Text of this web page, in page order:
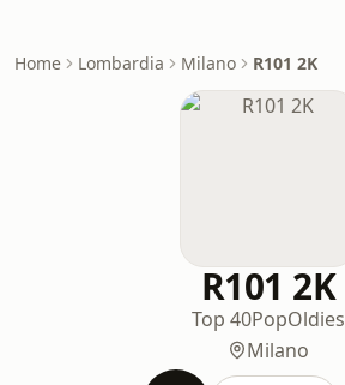
Home Lombardia Milano R101 2K
R101 2K
Top 40PopOldies
Milano